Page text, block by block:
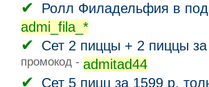
Ролл Филадельфия в
admi_fila_*
Сет 2 пиццы + 2 пиццы
промокод - admitad44
Сет 5 пицц за 1599 р.